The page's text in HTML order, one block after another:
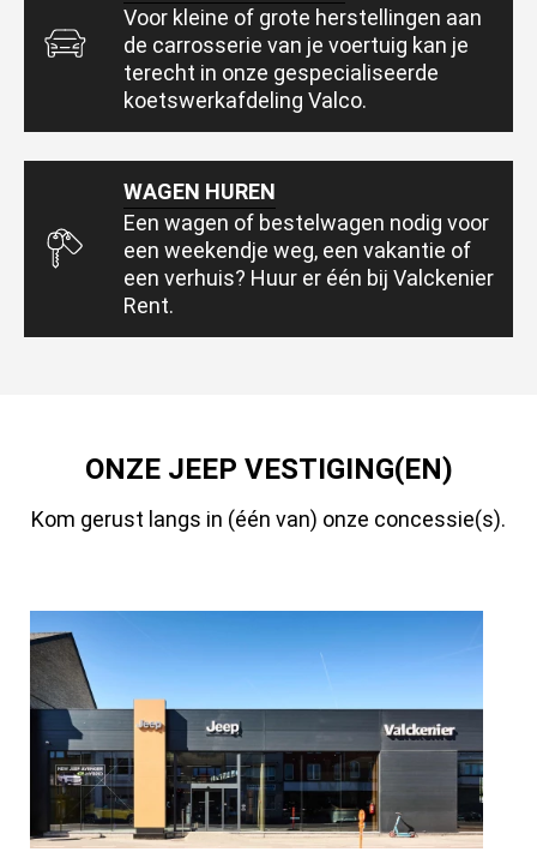
Voor kleine of grote herstellingen aan
de carrosserie van je voertuig kan je
terecht in onze gespecialiseerde
koetswerkafdeling Valco.
WAGEN HUREN
Een wagen of bestelwagen nodig voor
een weekendje weg, een vakantie of
een verhuis? Huur er één bij Valckenier
Rent.
ONZE JEEP VESTIGING(EN)
Kom gerust langs in (één van) onze concessie(s).